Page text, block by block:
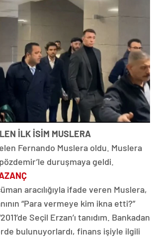
İLK İSİM MUSLERA
Fernando Muslera oldu. Muslera
duruşmaya geldi.
aracılığıyla ifade veren Muslera,
“Para vermeye kim ikna etti?”
Seçil Erzan’ı tanıdım. Bankadan
bulunuyorlardı, finans işiyle ilgili